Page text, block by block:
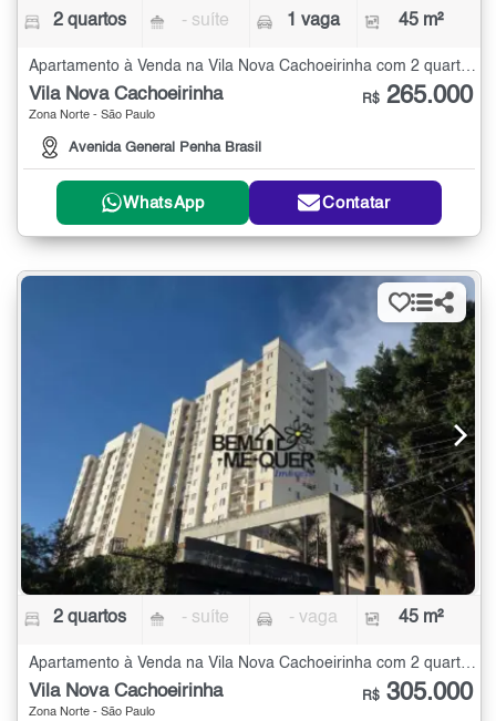
2 quartos - suíte 1 vaga 45 m²
Apartamento à Venda na Vila Nova Cachoeirinha com 2 quartos - 45 m²
Vila Nova Cachoeirinha
Zona Norte - São Paulo
Avenida General Penha Brasil
R$ 265.000
WhatsApp Contatar
2 quartos - suíte - vaga 45 m²
Apartamento à Venda na Vila Nova Cachoeirinha com 2 quartos - 45 m²
Vila Nova Cachoeirinha
Zona Norte - São Paulo
R$ 305.000